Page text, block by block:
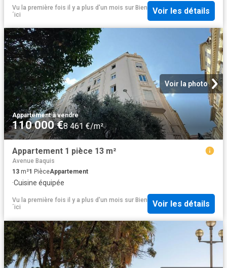
Vu la première fois il y a plus d'un mois sur Bien
´ici
Voir les détails
Voir la photo
Appartement·à vendre
110 000 €8 461 €/m²
Appartement 1 pièce 13 m²
Avenue Baquis
13 m²1 PièceAppartement
·Cuisine équipée
Vu la première fois il y a plus d'un mois sur Bien
´ici
Voir les détails